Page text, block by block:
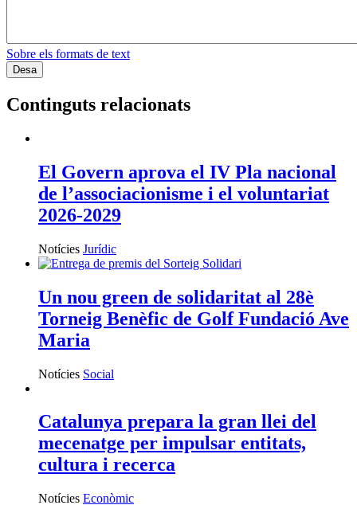
Sobre els formats de text
Continguts relacionats
El Govern aprova el IV Pla nacional
de l’associacionisme i el voluntariat
2026-2029
Notícies Jurídic
Un nou green de solidaritat al 28è
Torneig Benèfic de Golf Fundació Ave
Maria
Notícies Social
Catalunya prepara la gran llei del
mecenatge per impulsar entitats,
cultura i recerca
Notícies Econòmic